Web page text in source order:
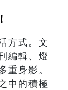
方式。文
編輯、燈
重身影。
中的積極